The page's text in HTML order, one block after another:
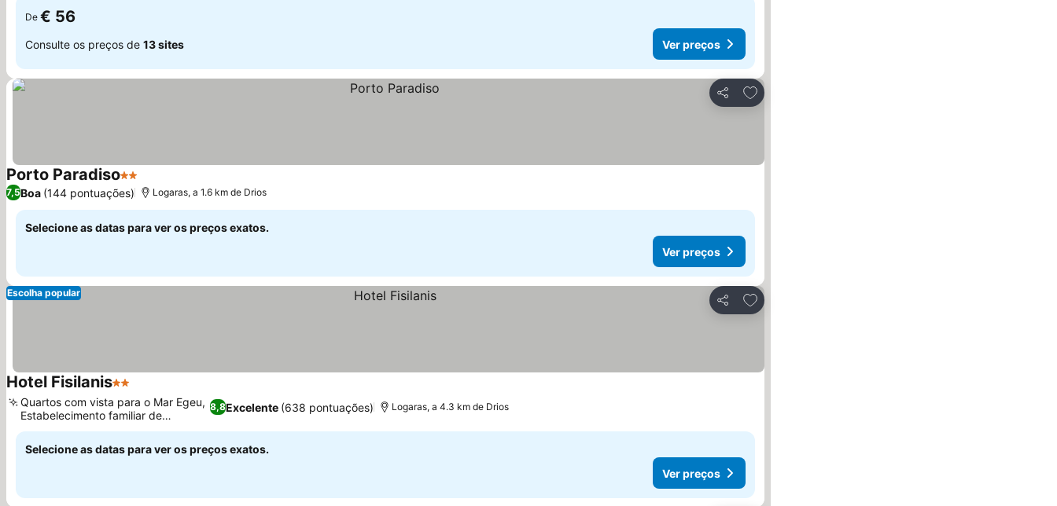
De € 56
Consulte os preços de 13 sites Ver preços
Partilhar
Adicionar aos favoritos
Porto Paradiso2 Estrelas
Ver preços
7,5Boa (144 pontuações) Logaras, a 1.6 km de Drios
Selecione as datas para ver os preços exatos.
Ver preços
Partilhar
Adicionar aos favoritos
Escolha popular
Hotel Fisilanis2 Estrelas
8,8Excelente (638 pontuações)
Quartos com vista para o Mar Egeu,
Estabelecimento familiar de
gerações
Logaras, a 4.3 km de Drios
Selecione as datas para ver os preços exatos.
Ver preços